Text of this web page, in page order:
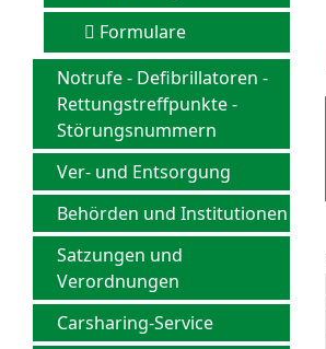
Formulare
Notrufe - Defibrillatoren -
Rettungstreffpunkte -
Störungsnummern
Ver- und Entsorgung
Behörden und Institutionen
Satzungen und
Verordnungen
Carsharing-Service